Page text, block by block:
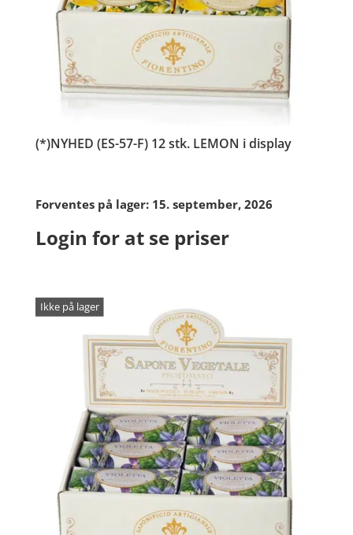
(*)NYHED (ES-57-F) 12 stk. LEMON i display
Forventes på lager: 15. september, 2026
Login for at se priser
Ikke på lager